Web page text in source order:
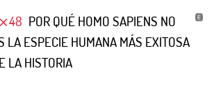
POR QUÉ HOMO SAPIENS NO
LA ESPECIE HUMANA MÁS EXITOSA
LA HISTORIA